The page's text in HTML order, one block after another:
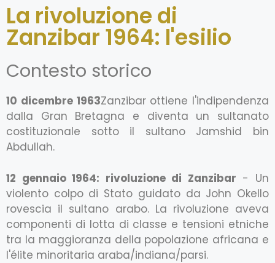
La rivoluzione di
Zanzibar 1964: l'esilio
Contesto storico
10 dicembre 1963Zanzibar ottiene l'indipendenza
dalla Gran Bretagna e diventa un sultanato
costituzionale sotto il sultano Jamshid bin
Abdullah.
12 gennaio 1964: rivoluzione di Zanzibar - Un
violento colpo di Stato guidato da John Okello
rovescia il sultano arabo. La rivoluzione aveva
componenti di lotta di classe e tensioni etniche
tra la maggioranza della popolazione africana e
l'élite minoritaria araba/indiana/parsi.